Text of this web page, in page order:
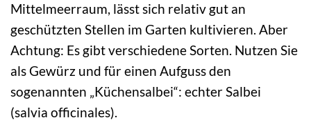
Mittelmeerraum, lässt sich relativ gut an
geschützten Stellen im Garten kultivieren. Aber
Achtung: Es gibt verschiedene Sorten. Nutzen Sie
als Gewürz und für einen Aufguss den
sogenannten „Küchensalbei“: echter Salbei
(salvia officinales).